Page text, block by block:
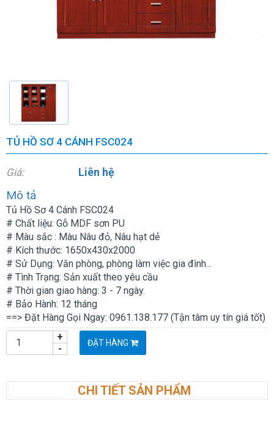
TỦ HỒ SƠ 4 CÁNH FSC024
Giá: Liên hệ
Mô tả
Tủ Hồ Sơ 4 Cánh FSC024
# Chất liệu: Gỗ MDF sơn PU
# Màu sắc : Màu Nâu đỏ, Nâu hạt dẻ
# Kích thước: 1650x430x2000
# Sử Dụng: Văn phòng, phòng làm việc gia đình...
# Tình Trạng: Sản xuất theo yêu cầu
# Thời gian giao hàng: 3 - 7 ngày.
# Bảo Hành: 12 tháng
==> Đặt Hàng Gọi Ngay: 0961.138.177 (Tận tâm uy tín giá tốt)
-
+ ĐẶT HÀNG
CHI TIẾT SẢN PHẨM